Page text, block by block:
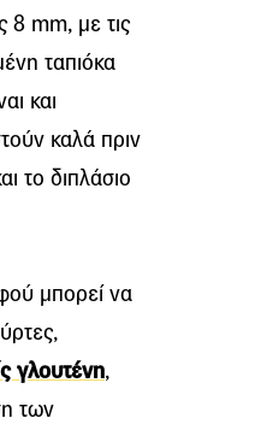
8 mm, με τις
ταπιόκα
και
καλά πριν
το διπλάσιο
μπορεί να
γλουτένη,
των